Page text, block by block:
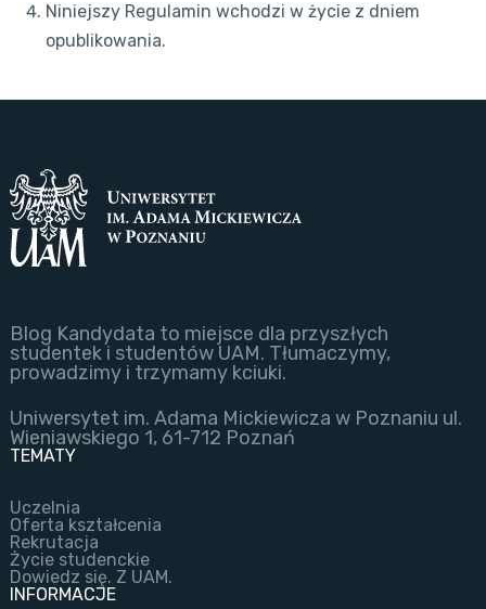
Niniejszy Regulamin wchodzi w życie z dniem
opublikowania.
Blog Kandydata to miejsce dla przyszłych
studentek i studentów UAM. Tłumaczymy,
prowadzimy i trzymamy kciuki.
Uniwersytet im. Adama Mickiewicza w Poznaniu ul.
Wieniawskiego 1, 61-712 Poznań
TEMATY
Uczelnia
Oferta kształcenia
Rekrutacja
Życie studenckie
Dowiedz się. Z UAM.
INFORMACJE